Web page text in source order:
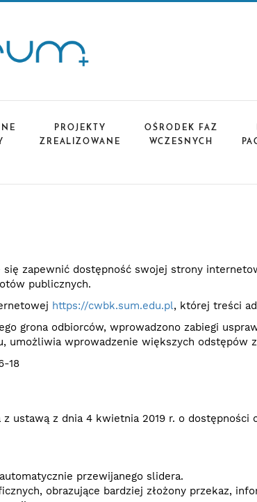
PROJEKTY
ZREALIZOWANE
OŚRODEK FAZ
WCZESNYCH
zapewnić dostępność swojej strony
publicznych.
https://cwbk.sum.edu.pl, której treści
grona odbiorców, wprowadzono zabiegi
wprowadzenie większych
18
ustawą z dnia 4 kwietnia 2019 r. o
przewijanego slidera.
obrazujące bardziej złożony przekaz,